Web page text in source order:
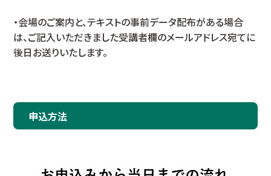
・会場のご案内と、テキストの事前データ配布がある場合
は、ご記入いただきました受講者欄のメールアドレス宛てに
後日お送りいたします。
申込方法